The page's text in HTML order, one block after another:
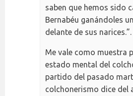
saben que hemos sido
Bernabéu ganándoles
delante de sus narices.”.
Me vale como muestra
estado mental del
partido del pasado
colchonerismo dice del